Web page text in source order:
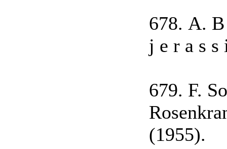
678. А. В
j e r a s s
679. F.
(1955).